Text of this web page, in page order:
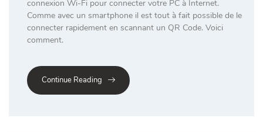
connexion Wi-Fi pour connecter votre PC à Internet.
Comme avec un smartphone il est tout à fait possible de le
connecter rapidement en scannant un QR Code. Voici
comment.
Continue Reading